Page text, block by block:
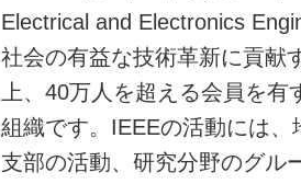
Electrical and Electronics
社会の有益な技術革新に貢献
上、40万人を超える会員を
組織です。IEEEの活動には
支部の活動、研究分野のグル